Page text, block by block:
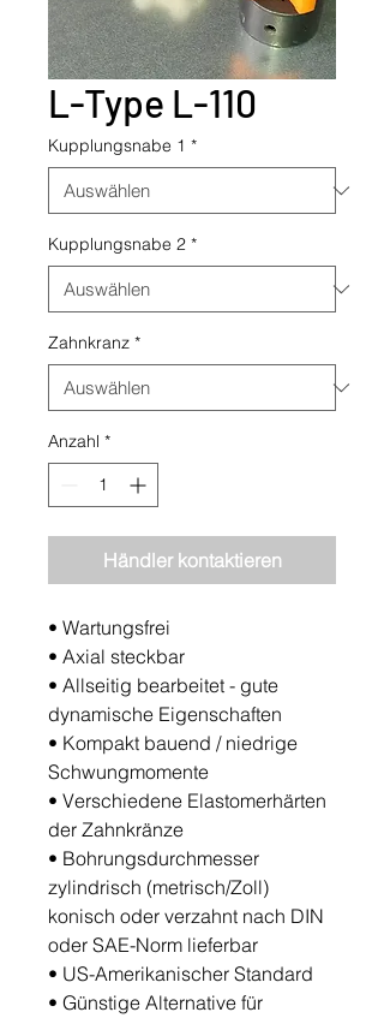
L-Type L-110
Kupplungsnabe 1 *
Kupplungsnabe 2 *
Zahnkranz *
Anzahl *
Händler kontaktieren
• Wartungsfrei
• Axial steckbar
• Allseitig bearbeitet - gute
dynamische Eigenschaften
• Kompakt bauend / niedrige
Schwungmomente
• Verschiedene Elastomerhärten
der Zahnkränze
• Bohrungsdurchmesser
zylindrisch (metrisch/Zoll)
konisch oder verzahnt nach DIN
oder SAE-Norm lieferbar
• US-Amerikanischer Standard
• Günstige Alternative für